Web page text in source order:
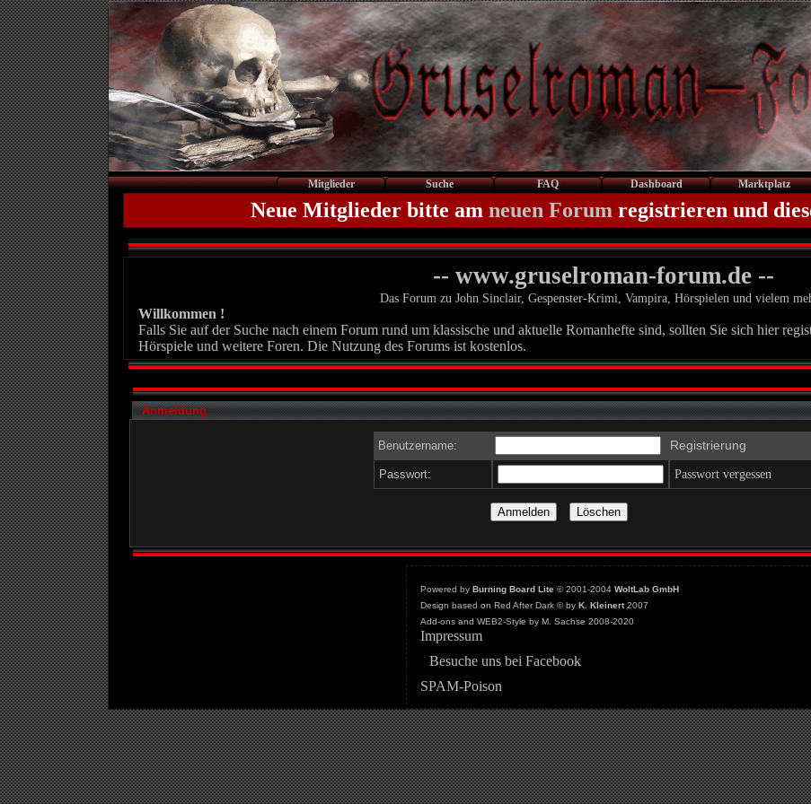
Mitglieder Suche FAQ Dashboard Marktplatz
Neue Mitglieder bitte am neuen Forum registrieren und
-- www.gruselroman-forum.de --
Das Forum zu John Sinclair, Gespenster-Krimi, Vampira, Hörspielen und vielem
Willkommen !
Falls Sie auf der Suche nach einem Forum rund um klassische und aktuelle Romanhefte sind, sollten Sie sich hier
Hörspiele und weitere Foren. Die Nutzung des Forums ist kostenlos.
Anmeldung
Benutzername: Registrierung
Passwort: Passwort vergessen
Powered by Burning Board Lite© 2001-2004 WoltLab GmbH
Design based on Red After Dark © by K. Kleinert2007
Add-ons and WEB2-Style by M. Sachse 2008-2020
Impressum
Besuche uns bei Facebook
SPAM-Poison